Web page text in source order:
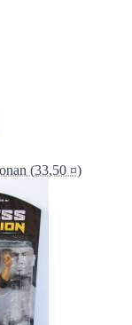
(33,50 ¤)